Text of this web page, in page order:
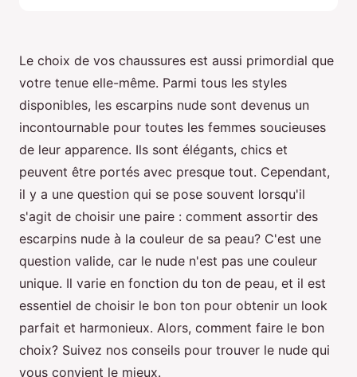
Le choix de vos chaussures est aussi primordial que
votre tenue elle-même. Parmi tous les styles
disponibles, les escarpins nude sont devenus un
incontournable pour toutes les femmes soucieuses
de leur apparence. Ils sont élégants, chics et
peuvent être portés avec presque tout. Cependant,
il y a une question qui se pose souvent lorsqu'il
s'agit de choisir une paire : comment assortir des
escarpins nude à la couleur de sa peau? C'est une
question valide, car le nude n'est pas une couleur
unique. Il varie en fonction du ton de peau, et il est
essentiel de choisir le bon ton pour obtenir un look
parfait et harmonieux. Alors, comment faire le bon
choix? Suivez nos conseils pour trouver le nude qui
vous convient le mieux.